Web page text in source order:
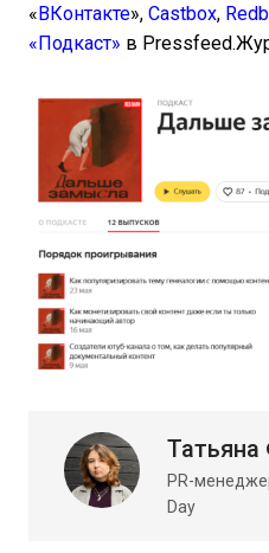
« ВКонтакте», Castbox,
«Подкаст» в
PR-
Day